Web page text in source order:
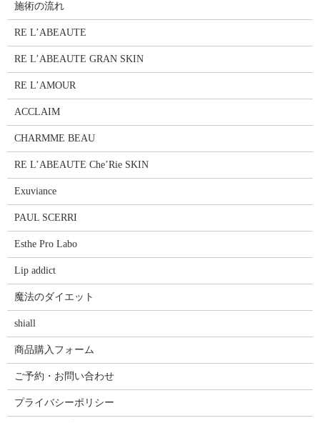
施術の流れ
RE L’ABEAUTE
RE L’ABEAUTE GRAN SKIN
RE L’AMOUR
ACCLAIM
CHARMME BEAU
RE L’ABEAUTE Che’Rie SKIN
Exuviance
PAUL SCERRI
Esthe Pro Labo
Lip addict
魔法のダイエット
shiall
商品購入フォーム
ご予約・お問い合わせ
プライバシーポリシー